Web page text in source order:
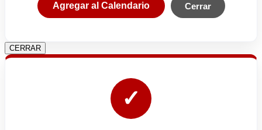
Agregar al Calendario Cerrar
CERRAR
✓